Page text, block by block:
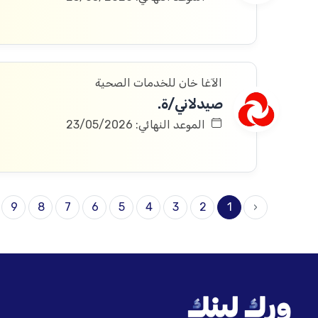
الآغا خان للخدمات الصحية
صيدلاني/ة.
الموعد النهائي: 23/05/2026
‹
1
2
3
4
5
6
7
8
9